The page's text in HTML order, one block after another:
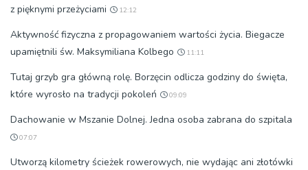
z pięknymi przeżyciami
12:12
Aktywność fizyczna z propagowaniem wartości życia. Biegacze
upamiętnili św. Maksymiliana Kolbego
11:11
Tutaj grzyb gra główną rolę. Borzęcin odlicza godziny do święta,
które wyrosło na tradycji pokoleń
09:09
Dachowanie w Mszanie Dolnej. Jedna osoba zabrana do szpitala
07:07
Utworzą kilometry ścieżek rowerowych, nie wydając ani złotówki